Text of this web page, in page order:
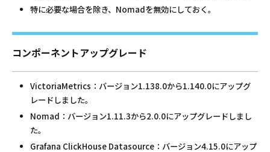
特に必要な場合を除き、Nomadを無効にしておく。
コンポーネントアップグレード
VictoriaMetrics：バージョン1.138.0から1.140.0にアップグ
レードしました。
Nomad：バージョン1.11.3から2.0.0にアップグレードしまし
た。
Grafana ClickHouse Datasource：バージョン4.15.0にアップ